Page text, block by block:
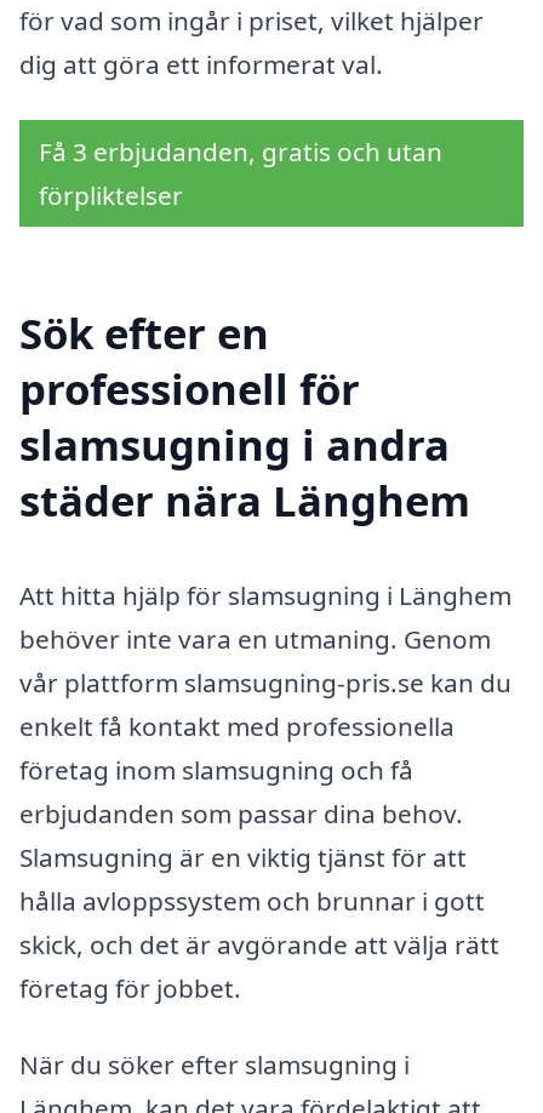
för vad som ingår i priset, vilket hjälper
dig att göra ett informerat val.
Få 3 erbjudanden, gratis och utan
förpliktelser
Sök efter en
professionell för
slamsugning i andra
städer nära Länghem
Att hitta hjälp för slamsugning i Länghem
behöver inte vara en utmaning. Genom
vår plattform slamsugning-pris.se kan du
enkelt få kontakt med professionella
företag inom slamsugning och få
erbjudanden som passar dina behov.
Slamsugning är en viktig tjänst för att
hålla avloppssystem och brunnar i gott
skick, och det är avgörande att välja rätt
företag för jobbet.
När du söker efter slamsugning i